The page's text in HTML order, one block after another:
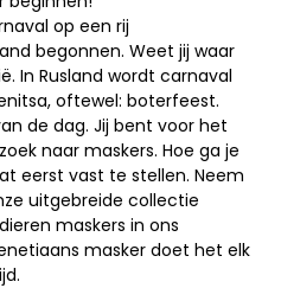
op een rij
begonnen. Weet jij waar
In Rusland wordt carnaval
oftewel: boterfeest.
de dag. Jij bent voor het
naar maskers. Hoe ga je
eerst vast te stellen. Neem
uitgebreide collectie
maskers in ons
masker doet het elk